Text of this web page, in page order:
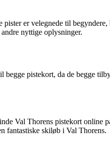
er velegnede til
nyttige oplysninger.
pistekort, da de begge
Val Thorens pistekort online
fantastiske skiløb i Val Thorens.